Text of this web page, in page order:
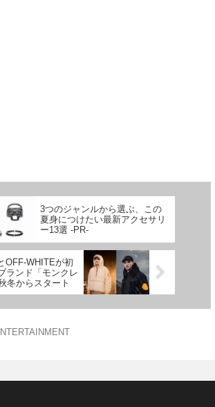
3つのジャンルから選ぶ、この
夏身につけたい最新アクセサリ
ー13選 -PR-
OFF-WHITEが初
ランド「モンクレ
冬からスタート